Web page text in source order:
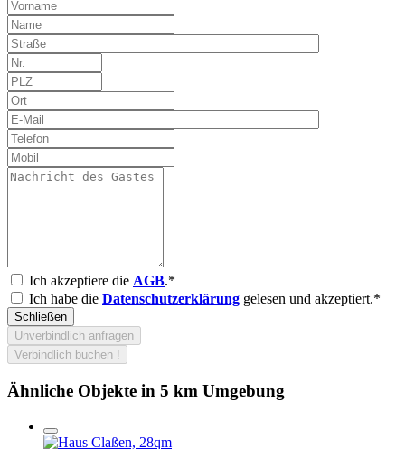
Ich akzeptiere die AGB.*
Ich habe die Datenschutzerklärung gelesen und akzeptiert.*
Schließen
Unverbindlich anfragen
Verbindlich buchen !
Ähnliche Objekte in 5 km Umgebung